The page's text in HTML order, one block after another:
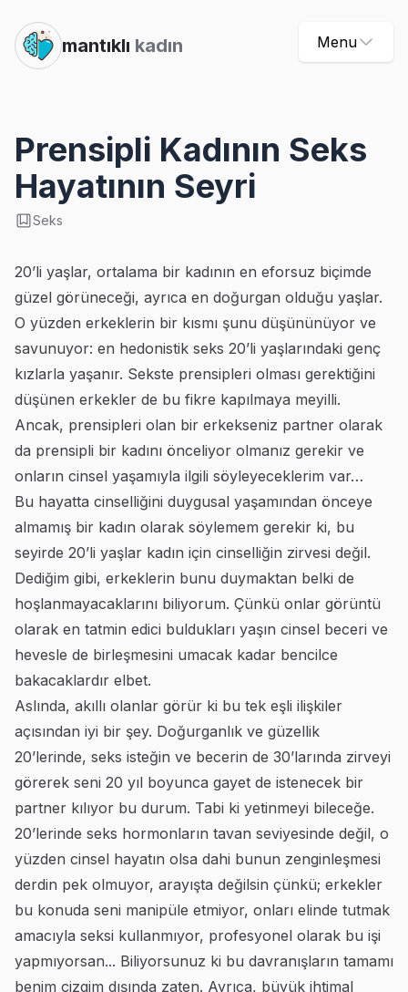
mantıklı kadın Menu
Prensipli Kadının Seks
Hayatının Seyri
Seks
20’li yaşlar, ortalama bir kadının en eforsuz biçimde
güzel görüneceği, ayrıca en doğurgan olduğu yaşlar.
O yüzden erkeklerin bir kısmı şunu düşününüyor ve
savunuyor: en hedonistik seks 20’li yaşlarındaki genç
kızlarla yaşanır. Sekste prensipleri olması gerektiğini
düşünen erkekler de bu fikre kapılmaya meyilli.
Ancak, prensipleri olan bir erkekseniz partner olarak
da prensipli bir kadını önceliyor olmanız gerekir ve
onların cinsel yaşamıyla ilgili söyleyeceklerim var…
Bu hayatta cinselliğini duygusal yaşamından önceye
almamış bir kadın olarak söylemem gerekir ki, bu
seyirde 20’li yaşlar kadın için cinselliğin zirvesi değil.
Dediğim gibi, erkeklerin bunu duymaktan belki de
hoşlanmayacaklarını biliyorum. Çünkü onlar görüntü
olarak en tatmin edici buldukları yaşın cinsel beceri ve
hevesle de birleşmesini umacak kadar bencilce
bakacaklardır elbet.
Aslında, akıllı olanlar görür ki bu tek eşli ilişkiler
açısından iyi bir şey. Doğurganlık ve güzellik
20’lerinde, seks isteğin ve becerin de 30’larında zirveyi
görerek seni 20 yıl boyunca gayet de istenecek bir
partner kılıyor bu durum. Tabi ki yetinmeyi bileceğe.
20’lerinde seks hormonların tavan seviyesinde değil, o
yüzden cinsel hayatın olsa dahi bunun zenginleşmesi
derdin pek olmuyor, arayışta değilsin çünkü; erkekler
bu konuda seni manipüle etmiyor, onları elinde tutmak
amacıyla seksi kullanmıyor, profesyonel olarak bu işi
yapmıyorsan... Biliyorsunuz ki bu davranışların tamamı
benim çizgim dışında zaten. Ayrıca, büyük ihtimal